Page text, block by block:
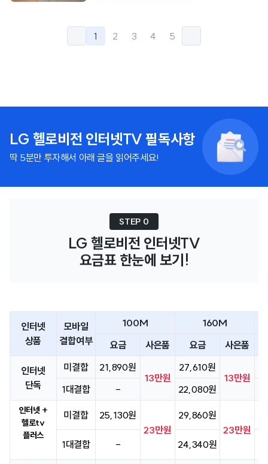
LG 헬로비전 인터넷TV 필독사항
딱 5분만 투자해서 아래 글을 읽어주세요!
STEP 0
LG 헬로비전 인터넷TV
요금표 한눈에 보기!
인터넷
상품
모바일
결합여부
100M
160M
요금
사은품 요금 사은품
인터넷
단독
미결합
21,890원
13만원
27,610원
13만원
1대결합
- 22,080원
인터넷 +
헬로tv
플러스
미결합
25,130원
23만원
29,860원
23만원
1대결합 - 24,340원
인터넷 설치 이용 후기 일단 상담해주셨던
분이 너무 친절하고 자세하게 잘
있었습니다. 설치 이후 현재까지 TV나
인터넷도 끊김없이 아무 문제없이 잘
사용중입니다. 주변에서 왜 다들 아정당을
추천하는지 알거 같습니다. 친절, 신속, 정확
가입을 할 거 같습니다. 감사합니다.
가입했고 솔직히 하루만에 이렇게 빨리
설치가 될줄은 꿈에도 몰랐는데 감사하게도
만족합니다 감사드리고~인터넷tv가입부터
가전기구 렌탈까지~ 무조건 강추합니다
~^^ ​
유튜브 매불쇼 광고하는걸 보고 바로
결정하고 상담을통해 신청바로함 빠르고
인터넷변경 및 개통가입절차(최소 3줄 이상)
- 배우자명의로 인터넷이랑 티비쓰다가
한번 가입하면 귀찮아서 안옮기고 5년정도
쓴거 같은데 이번에 큰맘먹고 내 명의로
바꾸면서 제휴카드랑 결합할인까지
받으려고 알아보다 상담을 받았습니다.
상담하고 바로 다음 날 하루만에 설치
개통함. 진짜 빠른 설치!!! ​ 3.
인터넷티비결합상품 선택 이유와 요금 리뷰
(최소 3줄 이상) - 인터넷 티비 합리적인
합리적인 가격이라 생각했고 내마음대로
1 2 3 4 5